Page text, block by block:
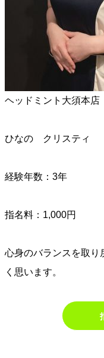
ヘッドミント大須本店
ひなの クリスティ
経験年数：3年
指名料：1,000円
心身のバランスを取り
く思います。